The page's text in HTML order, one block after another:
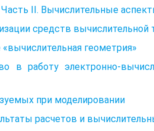
II. Вычислительные
средств вычислительной
геометрия»
в работу электронно-
при моделировании
расчетов и